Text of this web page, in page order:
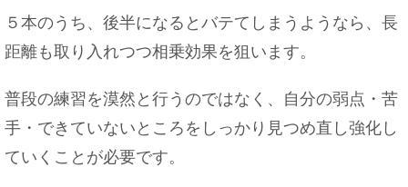
５本のうち、後半になるとバテてしまうようなら、長
距離も取り入れつつ相乗効果を狙います。
普段の練習を漠然と行うのではなく、自分の弱点・苦
手・できていないところをしっかり見つめ直し強化し
ていくことが必要です。